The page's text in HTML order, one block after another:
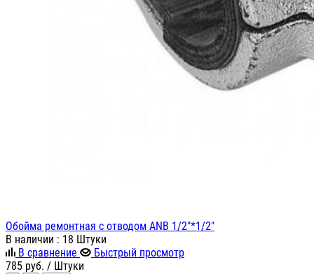
Обойма ремонтная с отводом ANB 1/2"*1/2"
В наличии : 18 Штуки
В сравнение
Быстрый просмотр
785 руб. / Штуки